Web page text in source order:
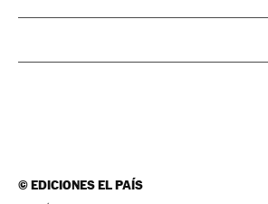
©EDICIONES EL PAÍS